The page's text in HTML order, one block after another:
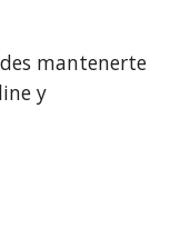
mantenerte
y